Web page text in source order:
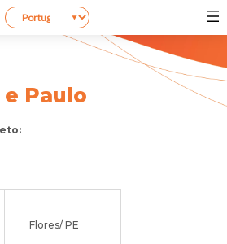
Paulo
Flores/ PE